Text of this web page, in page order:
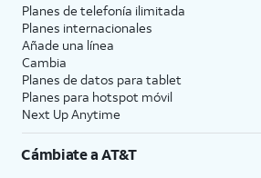
Planes de telefonía ilimitada
Planes internacionales
Añade una línea
Cambia
Planes de datos para tablet
Planes para hotspot móvil
Next Up Anytime
Cámbiate aAT&T